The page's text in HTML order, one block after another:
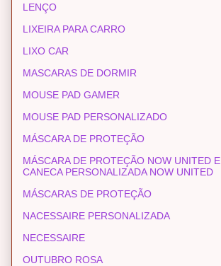
LENÇO
LIXEIRA PARA CARRO
LIXO CAR
MASCARAS DE DORMIR
MOUSE PAD GAMER
MOUSE PAD PERSONALIZADO
MÁSCARA DE PROTEÇÃO
MÁSCARA DE PROTEÇÃO NOW UNITED E
CANECA PERSONALIZADA NOW UNITED
MÁSCARAS DE PROTEÇÃO
NACESSAIRE PERSONALIZADA
NECESSAIRE
OUTUBRO ROSA